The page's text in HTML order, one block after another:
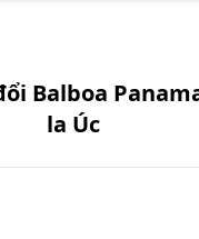
Balboa
la Úc